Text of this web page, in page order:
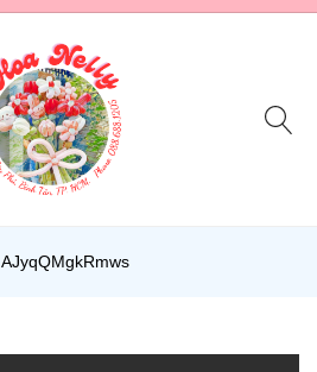
AJyqQMgkRmws